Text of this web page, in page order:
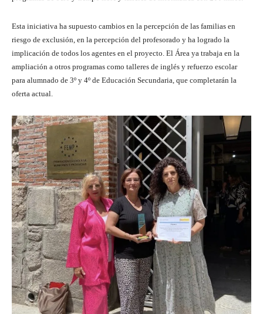
Esta iniciativa ha supuesto cambios en la percepción de las familias en
riesgo de exclusión, en la percepción del profesorado y ha logrado la
implicación de todos los agentes en el proyecto. El Área ya trabaja en la
ampliación a otros programas como talleres de inglés y refuerzo escolar
para alumnado de 3º y 4º de Educación Secundaria, que completarán la
oferta actual.